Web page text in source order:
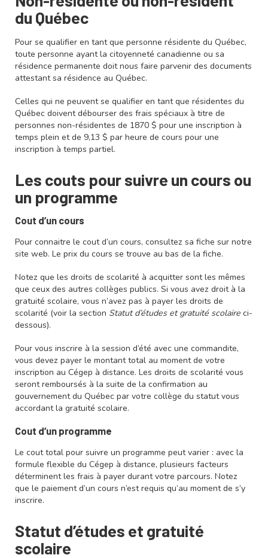
du Québec
Pour se qualifier en tant que personne résidente du Québec,
toute personne ayant la citoyenneté canadienne ou sa
résidence permanente doit nous faire parvenir des documents
attestant sa résidence au Québec.
Celles qui ne peuvent se qualifier en tant que résidentes du
Québec doivent débourser des frais spéciaux à titre de
personnes non-résidentes de 1870 $ pour une inscription à
temps plein et de 9,13 $ par heure de cours pour une
inscription à temps partiel.
Les couts pour suivre un cours ou
un programme
Cout d’un cours
Pour connaitre le cout d’un cours, consultez sa fiche sur notre
site web. Le prix du cours se trouve au bas de la fiche.
Notez que les droits de scolarité à acquitter sont les mêmes
que ceux des autres collèges publics. Si vous avez droit à la
gratuité scolaire, vous n’avez pas à payer les droits de
scolarité (voir la section Statut d’études et gratuité scolaire ci-
dessous).
Pour vous inscrire à la session d’été avec une commandite,
vous devez payer le montant total au moment de votre
inscription au Cégep à distance. Les droits de scolarité vous
seront remboursés à la suite de la confirmation au
gouvernement du Québec par votre collège du statut vous
accordant la gratuité scolaire.
Cout d’un programme
Le cout total pour suivre un programme peut varier : avec la
formule flexible du Cégep à distance, plusieurs facteurs
déterminent les frais à payer durant votre parcours. Notez
que le paiement d’un cours n’est requis qu’au moment de s’y
inscrire.
Statut d’études et gratuité
scolaire